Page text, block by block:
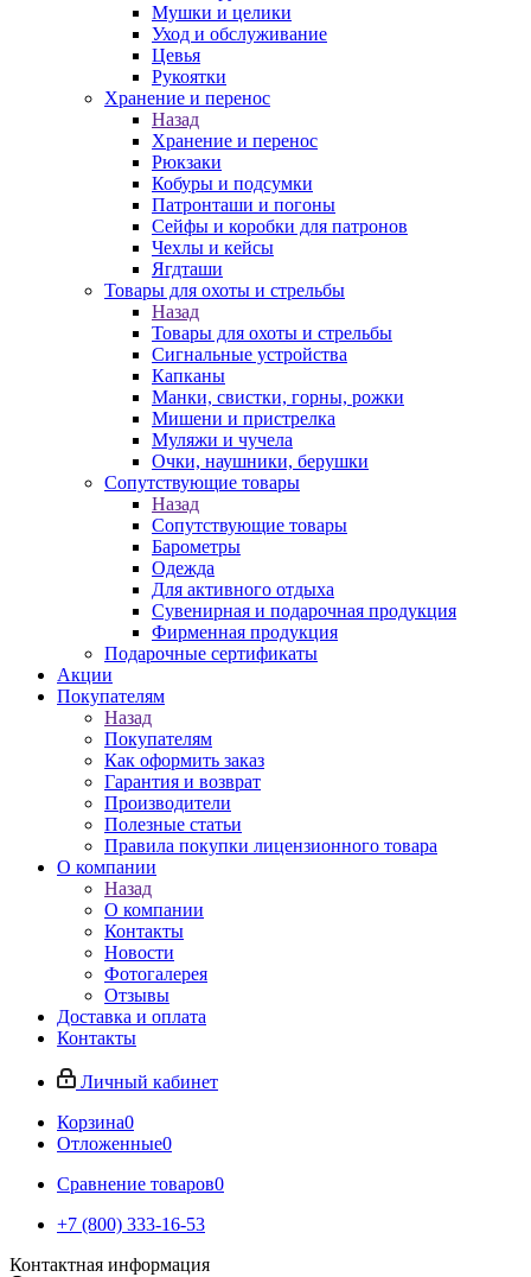
Мушки и целики
Уход и обслуживание
Цевья
Рукоятки
Хранение и перенос
Назад
Хранение и перенос
Рюкзаки
Кобуры и подсумки
Патронташи и погоны
Сейфы и коробки для патронов
Чехлы и кейсы
Ягдташи
Товары для охоты и стрельбы
Назад
Товары для охоты и стрельбы
Сигнальные устройства
Капканы
Манки, свистки, горны, рожки
Мишени и пристрелка
Муляжи и чучела
Очки, наушники, берушки
Сопутствующие товары
Назад
Сопутствующие товары
Барометры
Одежда
Для активного отдыха
Сувенирная и подарочная продукция
Фирменная продукция
Подарочные сертификаты
Акции
Покупателям
Назад
Покупателям
Как оформить заказ
Гарантия и возврат
Производители
Полезные статьи
Правила покупки лицензионного товара
О компании
Назад
О компании
Контакты
Новости
Фотогалерея
Отзывы
Доставка и оплата
Контакты
Личный кабинет
Корзина0
Отложенные0
Сравнение товаров0
+7 (800) 333-16-53
Контактная информация